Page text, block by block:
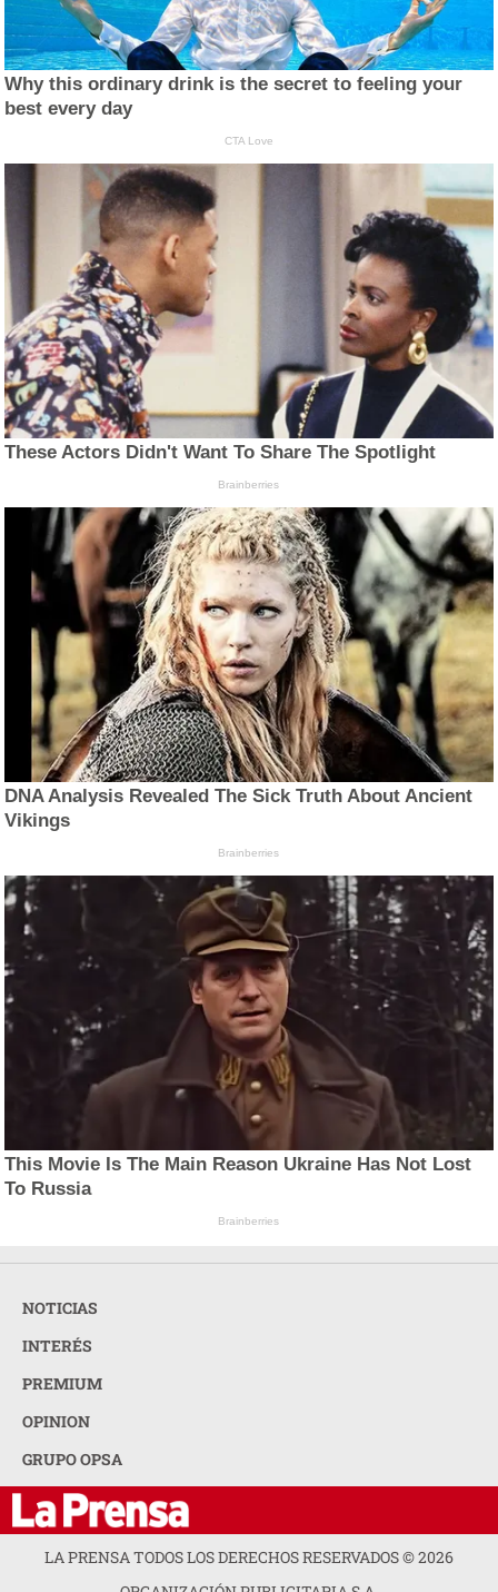
Why this ordinary drink is the secret to feeling your
best every day
CTA Love
These Actors Didn't Want To Share The Spotlight
Brainberries
DNA Analysis Revealed The Sick Truth About Ancient
Vikings
Brainberries
This Movie Is The Main Reason Ukraine Has Not Lost
To Russia
Brainberries
NOTICIAS
INTERÉS
PREMIUM
OPINION
GRUPO OPSA
LA PRENSA TODOS LOS DERECHOS RESERVADOS ©2026